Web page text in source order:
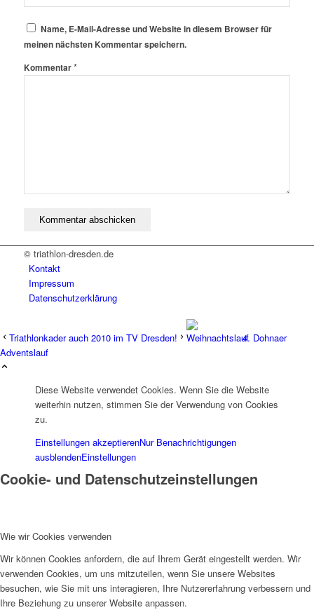
Name, E-Mail-Adresse und Website in diesem Browser für
meinen nächsten Kommentar speichern.
Kommentar*
© triathlon-dresden.de
Kontakt
Impressum
Datenschutzerklärung
Triathlonkader auch 2010 im TV Dresden!
4. Dohnaer
Adventslauf
Diese Website verwendet Cookies. Wenn Sie die Website
weiterhin nutzen, stimmen Sie der Verwendung von Cookies
zu.
Einstellungen akzeptierenNur Benachrichtigungen
ausblendenEinstellungen
Cookie- und Datenschutzeinstellungen
Wie wir Cookies verwenden
Wir können Cookies anfordern, die auf Ihrem Gerät eingestellt werden. Wir
verwenden Cookies, um uns mitzuteilen, wenn Sie unsere Websites
besuchen, wie Sie mit uns interagieren, Ihre Nutzererfahrung verbessern und
Ihre Beziehung zu unserer Website anpassen.